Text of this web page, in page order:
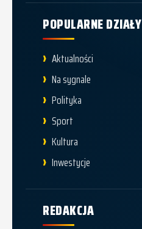
POPULARNE DZIAŁY
Aktualności
Na sygnale
Polityka
Sport
Kultura
Inwestycje
REDAKCJA